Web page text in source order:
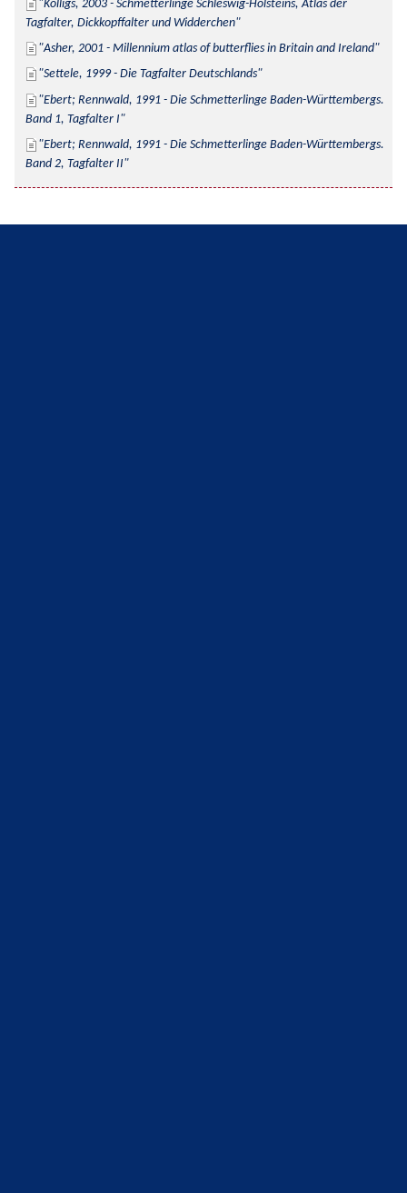
Kolligs, 2003 - Schmetterlinge Schleswig-Holsteins, Atlas der
Tagfalter, Dickkopffalter und Widderchen
Asher, 2001 - Millennium atlas of butterflies in Britain and Ireland
Settele, 1999 - Die Tagfalter Deutschlands
Ebert; Rennwald, 1991 - Die Schmetterlinge Baden-Württembergs.
Band 1, Tagfalter I
Ebert; Rennwald, 1991 - Die Schmetterlinge Baden-Württembergs.
Band 2, Tagfalter II